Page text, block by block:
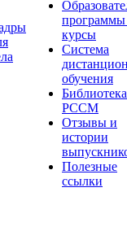
курсы
Система
обучения
Библиотека
РССМ
Отзывы и
истории
Полезные
ссылки